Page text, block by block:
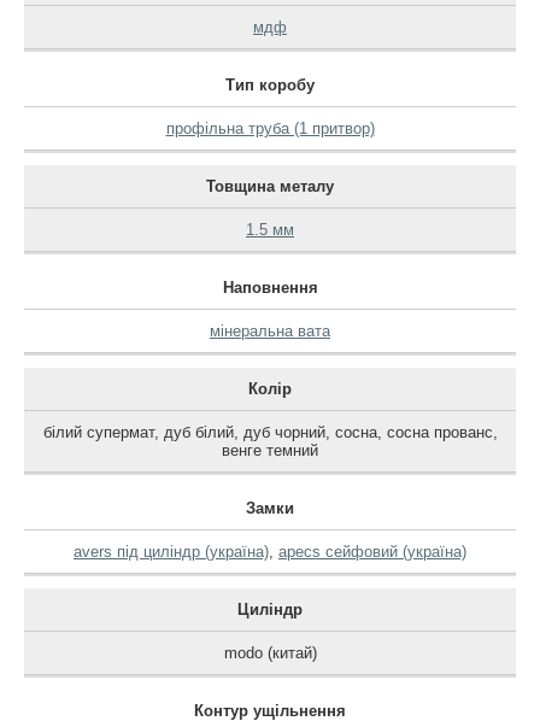
мдф
Тип коробу
профільна труба (1 притвор)
Товщина металу
1.5 мм
Наповнення
мінеральна вата
Колір
білий супермат, дуб білий, дуб чорний, сосна, сосна прованс
венге темний
Замки
avers під циліндр (україна) apecs сейфовий (україна)
Циліндр
modo (китай)
Контур ущільнення